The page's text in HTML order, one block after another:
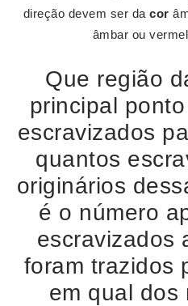
direção devem ser dacor
âmbar ou
Que região
principal
escravizados
quantos
originários
é o número
escravizados
foram trazidos
em qual dos